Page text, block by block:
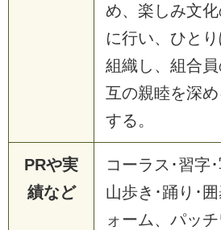
め、楽しみ文
に行い、ひと
組織し、組合
互の親睦を深
する。
PRや実
績など
コーラス･習字
山歩き･踊り･
ォーム、パッ